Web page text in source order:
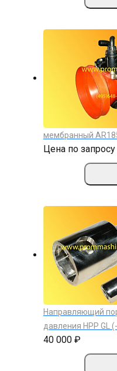
мембранный
Цена по запросу
Направляющий
давления HPP GL
40 000 ₽